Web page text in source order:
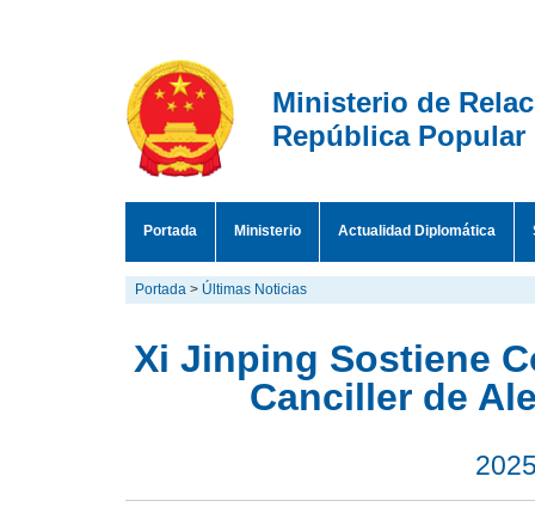
Ministerio de
República Popular
Portada Ministerio Actualidad Diplomática
Portada > Últimas Noticias
Xi Jinping Sostiene
Canciller de